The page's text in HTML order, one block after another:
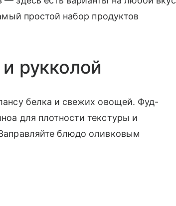
простой набор продуктов
рукколой
белка и свежих овощей. Фуд-
для плотности текстуры и
блюдо оливковым